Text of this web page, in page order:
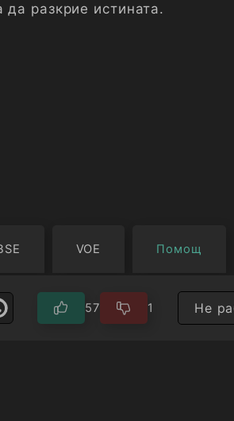
да разкрие истината.
VOE Помощ
57 1 Не